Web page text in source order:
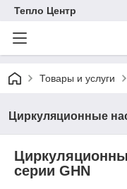
Тепло Центр
Товары и услуги
Циркуляционные
серии GHN